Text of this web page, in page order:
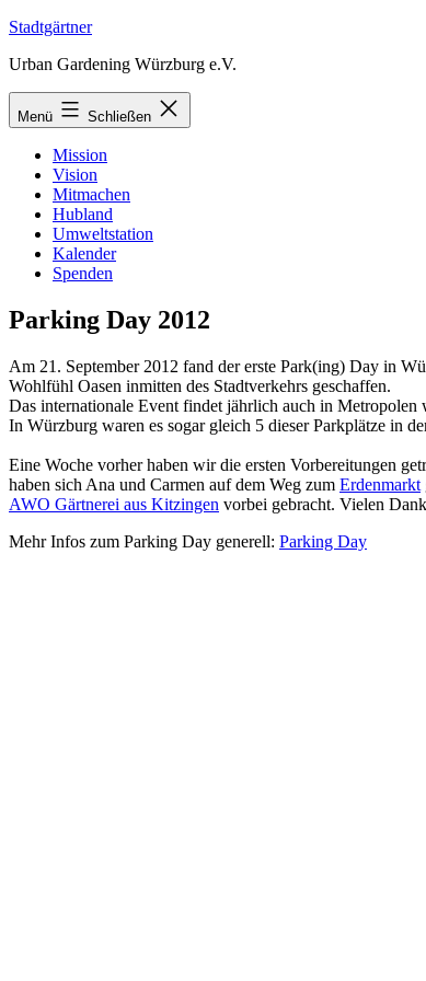
Zum
springen
Stadtgärtner
Urban Gardening Würzburg e.V.
Menü Schließen
Mission
Vision
Mitmachen
Hubland
Umweltstation
Kalender
Spenden
Parking Day 2012
Am 21. September 2012 fand der erste Park(ing) Day in
Wohlfühl Oasen inmitten des Stadtverkehrs geschaffen.
Das internationale Event findet jährlich auch in
In Würzburg waren es sogar gleich 5 dieser Parkplätze in
Eine Woche vorher haben wir die ersten Vorbereitungen
haben sich Ana und Carmen auf dem Weg zum Erdenmarkt
AWO Gärtnerei aus Kitzingen vorbei gebracht. Vielen
Mehr Infos zum Parking Day generell: Parking Day